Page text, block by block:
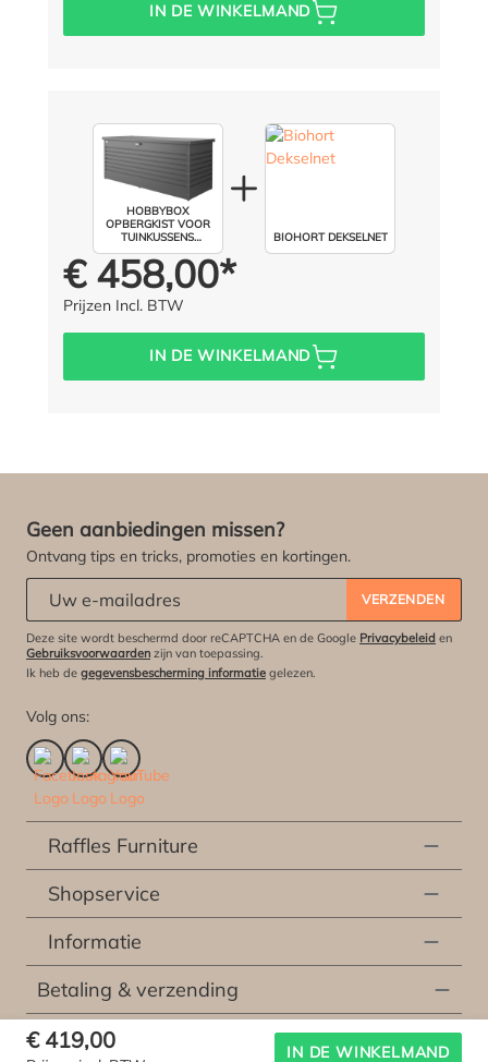
IN DE WINKELMAND
HOBBYBOX
OPBERGKIST VOOR
TUINKUSSENS
AFMETING: 130 CM /
KLEUR: DONKERGRIJS
METALLIC
BIOHORT DEKSELNET
Prijs voor iedereen:
€ 458,00*
Prijzen Incl. BTW
IN DE WINKELMAND
€ 419,00 IN DE WINKELMAND
Geen aanbiedingen missen?
Ontvang tips en tricks, promoties en kortingen.
VERZENDEN
Deze site wordt beschermd door reCAPTCHA en de Google Privacybeleid en
Gebruiksvoorwaarden zijn van toepassing.
Ik heb de gegevensbescherming informatie gelezen.
Volg ons:
Raffles Furniture
Shopservice
Informatie
Betaling & verzending
* Alle prijzen incl. wettelijke btw excl. verzendingskostenen eventueel kosten voor